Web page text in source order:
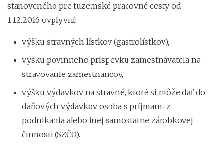
stanoveného pre tuzemské pracovné cesty od
1.12.2016 ovplyvní:
výšku stravných lístkov (gastrolístkov),
výšku povinného príspevku zamestnávateľa na
stravovanie zamestnancov,
výšku výdavkov na stravné, ktoré si môže dať do
daňových výdavkov osoba s príjmami z
podnikania alebo inej samostatne zárobkovej
činnosti (SZČO).